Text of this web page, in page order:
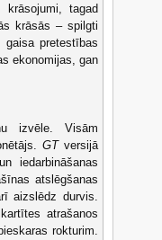
tagad
krāsās – spilgti
pretestības
ekonomijas, gan
izvēle. Visām
GTversijā
iedarbināšanas
atslēgšanas
aizslēdz durvis.
atrašanos
rokturim.